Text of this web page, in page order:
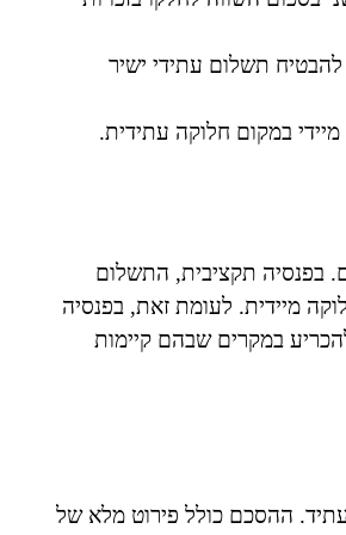
להבטיח תשלום עתידי ישיר
במקום חלוקה עתידית.
בפנסיה תקציבית, התשלום
מיידית. לעומת זאת, בפנסיה
במקרים שבהם קיימות
ההסכם כולל פירוט מלא של